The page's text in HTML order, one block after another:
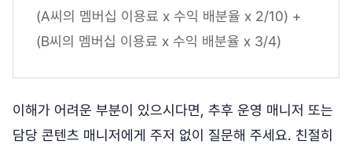
(A씨의 멤버십 이용료 x 수익 배분율 x 2/10) +
(B씨의 멤버십 이용료 x 수익 배분율 x 3/4)
이해가 어려운 부분이 있으시다면, 추후 운영 매니저 또는
담당 콘텐츠 매니저에게 주저 없이 질문해 주세요. 친절히